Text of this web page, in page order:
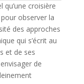
croisière
observer la
des approches
qui s’écrit au
et de ses
de